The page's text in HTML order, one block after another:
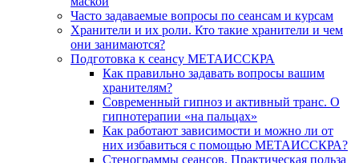
Часто задаваемые вопросы по сеансам и курсам
Хранители и их роли. Кто такие хранители и чем
они занимаются?
Подготовка к сеансу МЕТАИССКРА
Как правильно задавать вопросы вашим
хранителям?
Современный гипноз и активный транс. О
гипнотерапии «на пальцах»
Как работают зависимости и можно ли от
них избавиться с помощью МЕТАИССКРА?
Стенограммы сеансов. Практическая польза